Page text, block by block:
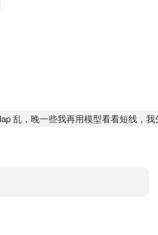
乱，晚一些我再用模型看看短线，